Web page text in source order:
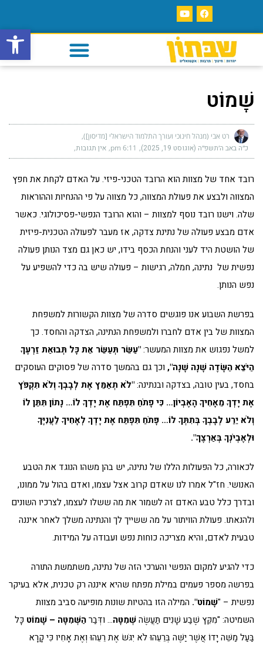
פתח
שָׁמוֹט
רט אבי (מנהל חינוכי ועורך התלמוד הישראלי [מדיסון])
כ״ה באב ה׳תשפ״ה (אוגוסט 19, 2025) 6:11 pm אין תגובות
רובד אחד של מצוות הוא הרובד הטכני-פיזי. על האדם לקחת את חפץ
המצווה ולבצע את פעולת המצווה, כל מצווה על פי ההנחיות וההוראות
שלה. וישנו רובד נוסף למצוות – והוא הרובד הנפשי-פסיכולוגי. כאשר
אדם מבצע פעולה של נתינת צדקה, אז מעבר לפעולה הטכנית-פיזית
של הושטת היד לעני והנחת הכסף בידו, יש כאן גם מצד הנותן פעולה
נפשית של נתינה, חמלה, רגישות – פעולה שיש בה כדי להשפיע על
נפש הנותן.
בפרשת השבוע אנו פוגשים סדרה של מצוות הקשורות למשפחת
המצוות של בין אדם לחברו ולמשפחת הנתינה, הצדקה והחסד. כך
למשל נפגוש את מצוות המעשר:"עַשֵּׂר תְּעַשֵּׂר אֵת כָּל תְּבוּאַת זַרְעֶךָ
הַיֹּצֵא הַשָּׂדֶה שָׁנָה שָׁנָה",וכך גם בהמשך סדרה של פסוקים העוסקים
בחסד, בעין טובה, בצדקה ובנתינה:"לֹא תְאַמֵּץ אֶת לְבָבְךָ וְלֹא תִקְפֹּץ
אֶת יָדְךָ מֵאָחִיךָ הָאֶבְיוֹן… כִּי פָתֹחַ תִּפְתַּח אֶת יָדְךָ לוֹ… נָתוֹן תִּתֵּן לוֹ
וְלֹא יֵרַע לְבָבְךָ בְּתִתְּךָ לוֹ… פָּתֹחַ תִּפְתַּח אֶת יָדְךָ לְאָחִיךָ לַעֲנִיֶּךָ
וּלְאֶבְיֹנְךָ בְּאַרְצֶךָ".
לכאורה, כל הפעולות הללו של נתינה, יש בהן משהו הנוגד את הטבע
האנושי. חז"ל אמרו לנו שאדם קרוב אצל עצמו, ואדם בהול על ממונו,
ובדרך כלל טבע האדם זה לשמור את מה ששלו לעצמו, לצרכיו השונים
ולהנאתו. פעולת הוויתור על מה ששייך לך והנתינה משלך לאחר איננה
טבעית לאדם, והיא מצריכה כוחות נפש ועבודה על המידות.
כדי להגיע למקום הנפשי והערכי הזה של נתינה, משתמשת התורה
בפרשה מספר פעמים במילת מפתח שהיא איננה רק טכנית, אלא בעיקר
נפשית – "שָׁמוֹט". המילה הזו בהטיות שונות מופיעה סביב מצוות
השמיטה: "מִקֵּץ שֶׁבַע שָׁנִים תַּעֲשֶׂהשְׁמִטָּה… ודְּבַרהַשְּׁמִטָּה – שָׁמוֹט כָּל
בַּעַל מַשֵּׁה יָדוֹ אֲשֶׁר יַשֶּׁה בְּרֵעֵהוּ לֹא יִגֹּשׂ אֶת רֵעֵהוּ וְאֶת אָחִיו כִּי קָרָא